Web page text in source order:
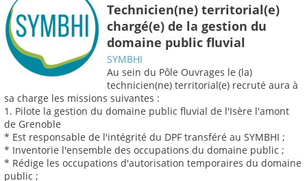
Technicien(ne) territorial(e)
chargé(e) de la gestion du
domaine public fluvial
SYMBHI
Au sein du Pôle Ouvrages le (la)
technicien(ne) territorial(e) recruté aura à
sa charge les missions suivantes :
1. Pilote la gestion du domaine public fluvial de l'Isère l'amont
de Grenoble
* Est responsable de l'intégrité du DPF transféré au SYMBHI ;
* Inventorie l'ensemble des occupations du domaine public ;
* Rédige les occupations d'autorisation temporaires du domaine
public ;